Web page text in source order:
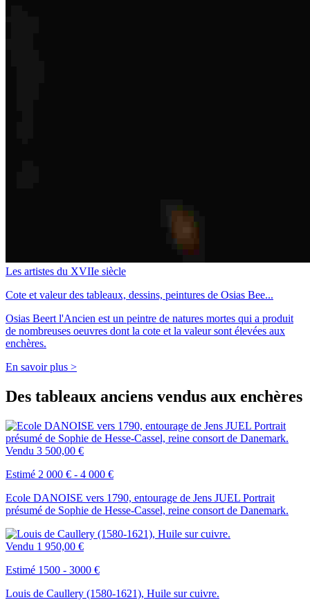
Les artistes du XVIIe siècle
Cote et valeur des tableaux, dessins, peintures de Osias Bee...
Osias Beert l'Ancien est un peintre de natures mortes qui a produit
de nombreuses oeuvres dont la cote et la valeur sont élevées aux
enchères.
En savoir plus >
Des tableaux anciens vendus aux enchères
Vendu 3 500,00 €
Estimé 2 000 € - 4 000 €
Ecole DANOISE vers 1790, entourage de Jens JUEL Portrait
présumé de Sophie de Hesse-Cassel, reine consort de Danemark.
Vendu 1 950,00 €
Estimé 1500 - 3000 €
Louis de Caullery (1580-1621), Huile sur cuivre.